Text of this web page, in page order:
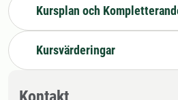
Kursplan och
Kursvärderingar